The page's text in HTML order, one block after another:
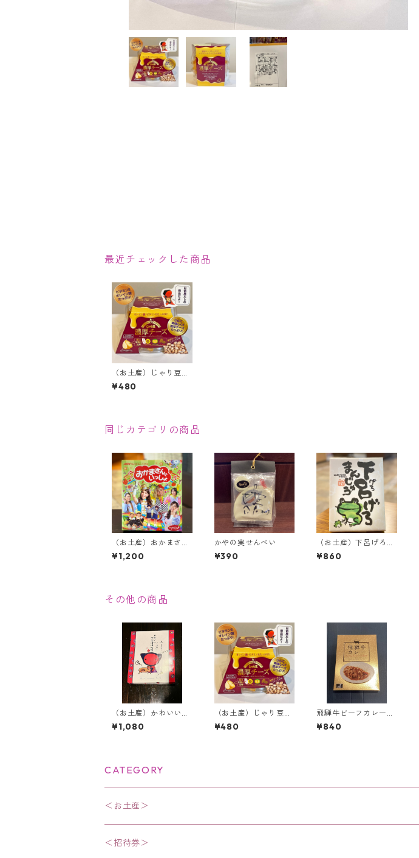
最近チェックした商品
（お土産）じゃり豆濃
厚チーズ【80g入り】
¥480
同じカテゴリの商品
（お土産）おかまさん
といっしょ【16枚入
り】＜当館限定＞
¥1,200
かやの実せんべい
¥390
（お土産）下呂げろま
んじゅう【12個入り】
＜下呂限定＞
¥860
その他の商品
（お土産）かわいいさ
るぼぼ伝説【24枚入
り】＜飛騨限定＞
¥1,080
（お土産）じゃり豆濃
厚チーズ【80g入り】
¥480
飛騨牛ビーフカレー
【200g】
¥840
CATEGORY
＜お土産＞
・お菓子
＜招待券＞